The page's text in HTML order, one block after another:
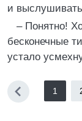
и
– Понятно!
бесконечные
устало
1